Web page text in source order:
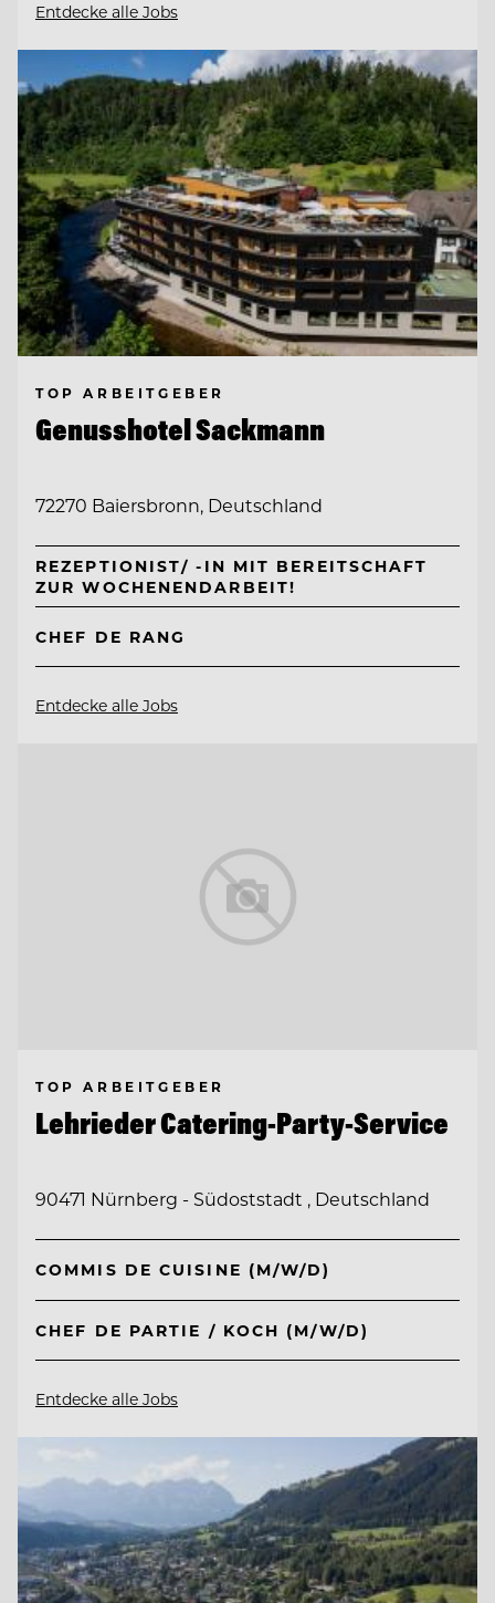
Entdecke alle Jobs
TOP ARBEITGEBER
Genusshotel Sackmann
72270 Baiersbronn, Deutschland
REZEPTIONIST/ -IN MIT BEREITSCHAFT
ZUR WOCHENENDARBEIT!
CHEF DE RANG
Entdecke alle Jobs
TOP ARBEITGEBER
Lehrieder Catering-Party-Service
90471 Nürnberg - Südoststadt , Deutschland
COMMIS DE CUISINE (M/W/D)
CHEF DE PARTIE / KOCH (M/W/D)
Entdecke alle Jobs